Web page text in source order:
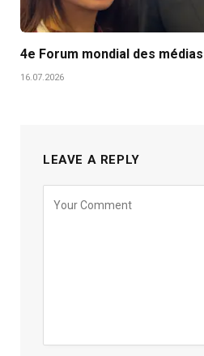
4e Forum mondial des
16.07.2026
LEAVE A REPLY